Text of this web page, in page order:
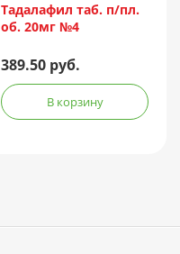
Тадалафил таб. п/пл.
об. 20мг №4
389.50 руб.
В корзину